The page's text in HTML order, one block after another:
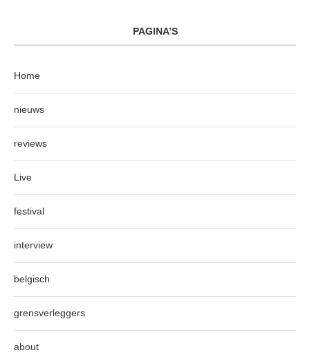
PAGINA’S
Home
nieuws
reviews
Live
festival
interview
belgisch
grensverleggers
about